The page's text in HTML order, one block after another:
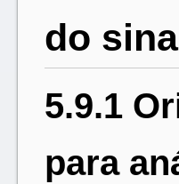
do
5.9.1
para